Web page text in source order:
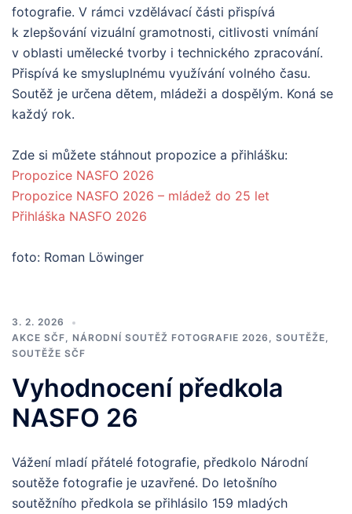
fotografie. V rámci vzdělávací části přispívá
k zlepšování vizuální gramotnosti, citlivosti vnímání
v oblasti umělecké tvorby i technického zpracování.
Přispívá ke smysluplnému využívání volného času.
Soutěž je určena dětem, mládeži a dospělým. Koná se
každý rok.
Zde si můžete stáhnout propozice a přihlášku:
Propozice NASFO 2026
Propozice NASFO 2026 – mládež do 25 let
Přihláška NASFO 2026
foto: Roman Löwinger
3. 2. 2026
AKCE SČF
NÁRODNÍ SOUTĚŽ FOTOGRAFIE 2026 SOUTĚŽE
SOUTĚŽE SČF
Vyhodnocení předkola
NASFO 26
Vážení mladí přátelé fotografie, předkolo Národní
soutěže fotografie je uzavřené. Do letošního
soutěžního předkola se přihlásilo 159 mladých